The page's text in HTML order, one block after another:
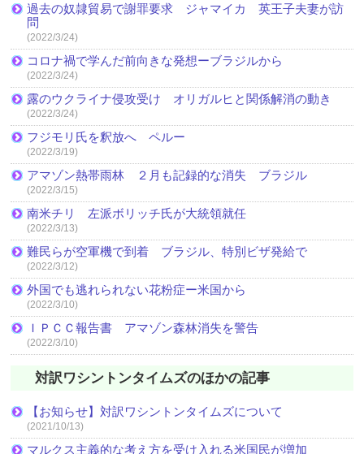
過去の奴隷貿易で謝罪要求 ジャマイカ 英王子夫妻が訪
問
(2022/3/24)
コロナ禍で学んだ前向きな発想ーブラジルから
(2022/3/24)
露のウクライナ侵攻受け オリガルヒと関係解消の動き
(2022/3/24)
フジモリ氏を釈放へ ペルー
(2022/3/19)
アマゾン熱帯雨林 ２月も記録的な消失 ブラジル
(2022/3/15)
南米チリ 左派ボリッチ氏が大統領就任
(2022/3/13)
難民らが空軍機で到着 ブラジル、特別ビザ発給で
(2022/3/12)
外国でも逃れられない花粉症ー米国から
(2022/3/10)
ＩＰＣＣ報告書 アマゾン森林消失を警告
(2022/3/10)
対訳ワシントンタイムズのほかの記事
【お知らせ】対訳ワシントンタイムズについて
(2021/10/13)
マルクス主義的な考え方を受け入れる米国民が増加